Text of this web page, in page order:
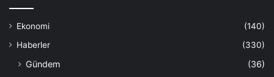
Ekonomi
(140)
Haberler
(330)
Gündem
(36)